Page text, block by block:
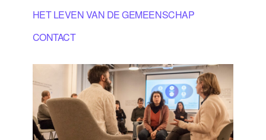
HET LEVEN VAN DE GEMEENSCHAP
CONTACT